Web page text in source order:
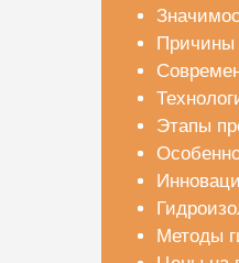
Причины
Этапы
Методы